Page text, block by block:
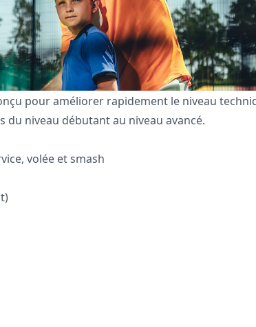
pour améliorer rapidement le niveau
du niveau débutant au niveau avancé.
volée et smash